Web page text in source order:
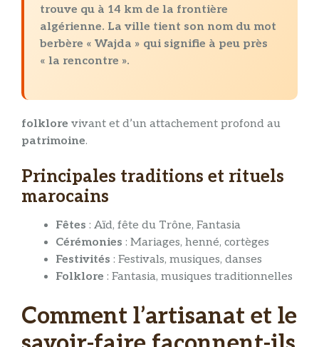
trouve qu à 14 km de la frontière
algérienne. La ville tient son nom du mot
berbère « Wajda » qui signifie à peu près
« la rencontre ».
folklore vivant et d’un attachement profond au
patrimoine.
Principales traditions et rituels
marocains
Fêtes : Aïd, fête du Trône, Fantasia
Cérémonies : Mariages, henné, cortèges
Festivités : Festivals, musiques, danses
Folklore : Fantasia, musiques traditionnelles
Comment l’artisanat et le